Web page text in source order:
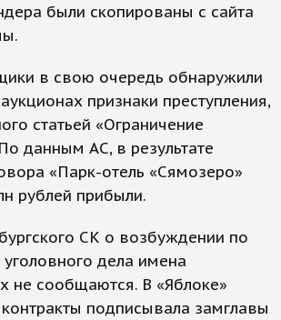
были скопированы с сайта
в свою очередь обнаружили
признаки преступления,
статьей «Ограничение
данным АС, в результате
«Парк-отель «Сямозеро»
рублей прибыли.
СК о возбуждении по
дела имена
не сообщаются. В «Яблоке»
подписывала замглавы